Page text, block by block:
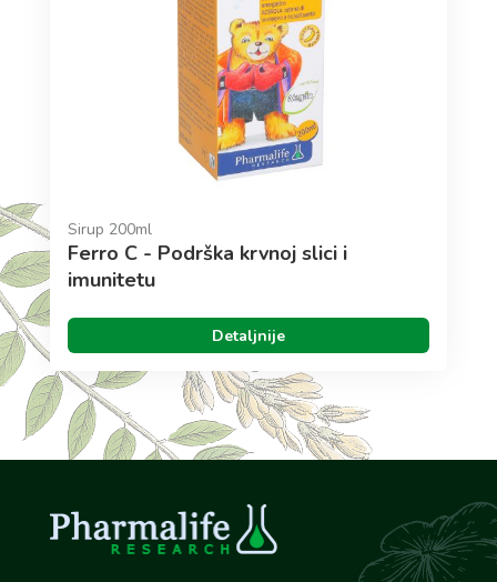
Sirup 200ml
Ferro C - Podrška krvnoj slici i
imunitetu
Detaljnije